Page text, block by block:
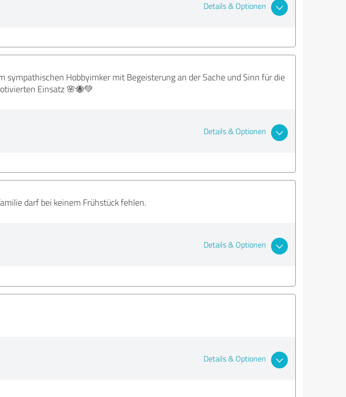
Details & Optionen
sympathischen Hobbyimker mit Begeisterung an der Sache und Sinn für die
Einsatz 🌸🐝💚
Details & Optionen
darf bei keinem Frühstück fehlen.
Details & Optionen
Details & Optionen